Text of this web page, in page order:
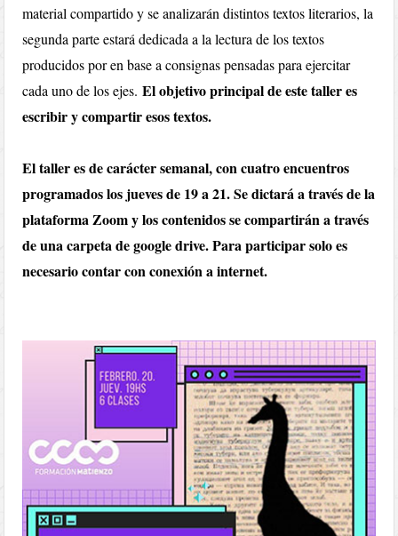
material compartido y se analizarán distintos textos literarios, la
segunda parte estará dedicada a la lectura de los textos
producidos por en base a consignas pensadas para ejercitar
cada uno de los ejes.El objetivo principal de este taller es
escribir y compartir esos textos.
El taller es de carácter semanal, con cuatro encuentros
programados los jueves de 19 a 21. Se dictará a través de la
plataforma Zoom y los contenidos se compartirán a través
de una carpeta de google drive. Para participar solo es
necesario contar con conexión a internet.